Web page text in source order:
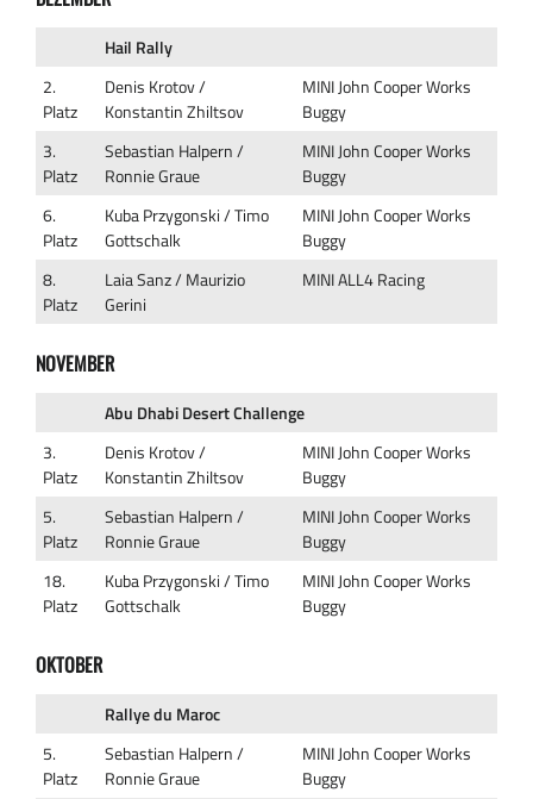
Hail Rally
2.
Platz
Denis Krotov /
Konstantin Zhiltsov
MINI John Cooper Works
Buggy
3.
Platz
Sebastian Halpern /
Ronnie Graue
MINI John Cooper Works
Buggy
6.
Platz
Kuba Przygonski / Timo
Gottschalk
MINI John Cooper Works
Buggy
8.
Platz
Laia Sanz / Maurizio
Gerini
MINI ALL4 Racing
NOVEMBER
Abu Dhabi Desert Challenge
3.
Platz
Denis Krotov /
Konstantin Zhiltsov
MINI John Cooper Works
Buggy
5.
Platz
Sebastian Halpern /
Ronnie Graue
MINI John Cooper Works
Buggy
18.
Platz
Kuba Przygonski / Timo
Gottschalk
MINI John Cooper Works
Buggy
OKTOBER
Rallye du Maroc
5.
Platz
Sebastian Halpern /
Ronnie Graue
MINI John Cooper Works
Buggy